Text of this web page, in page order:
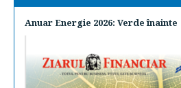
Anuar Energie 2026: Verde înainte